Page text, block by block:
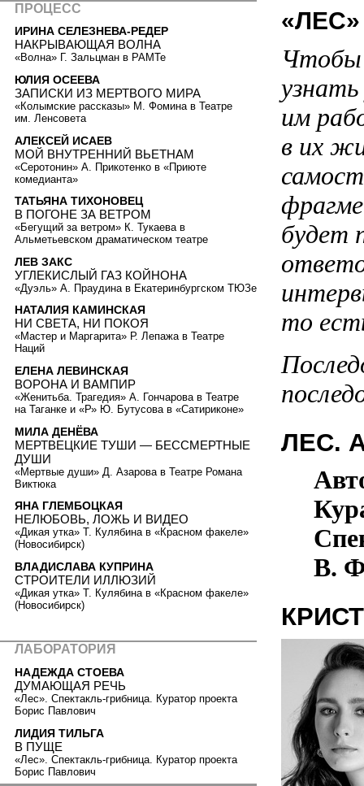
Чтобы
им
в их
будет
то
ЛЕС.
В.
ПРОЦЕСС
ИРИНА СЕЛЕЗНЕВА-РЕДЕР
НАКРЫВАЮЩАЯ ВОЛНА
«Волна» Г. Зальцман в РАМТе
ЮЛИЯ ОСЕЕВА
ЗАПИСКИ ИЗ МЕРТВОГО МИРА
«Колымские рассказы» М. Фомина в Театре
им. Ленсовета
АЛЕКСЕЙ ИСАЕВ
МОЙ ВНУТРЕННИЙ ВЬЕТНАМ
«Серотонин» А. Прикотенко в «Приюте
комедианта»
ТАТЬЯНА ТИХОНОВЕЦ
В ПОГОНЕ ЗА ВЕТРОМ
«Бегущий за ветром» К. Тукаева в
Альметьевском драматическом театре
ЛЕВ ЗАКС
УГЛЕКИСЛЫЙ ГАЗ КОЙНОНА
«Дуэль» А. Праудина в Екатеринбургском ТЮЗе
НАТАЛИЯ КАМИНСКАЯ
НИ СВЕТА, НИ ПОКОЯ
«Мастер и Маргарита» Р. Лепажа в Театре
Наций
ЕЛЕНА ЛЕВИНСКАЯ
ВОРОНА И ВАМПИР
«Женитьба. Трагедия» А. Гончарова в Театре
на Таганке и «Р» Ю. Бутусова в «Сатириконе»
МИЛА ДЕНЁВА
МЕРТВЕЦКИЕ ТУШИ — БЕССМЕРТНЫЕ
ДУШИ
«Мертвые души» Д. Азарова в Театре Романа
Виктюка
ЯНА ГЛЕМБОЦКАЯ
НЕЛЮБОВЬ, ЛОЖЬ И ВИДЕО
«Дикая утка» Т. Кулябина в «Красном факеле»
(Новосибирск)
ВЛАДИСЛАВА КУПРИНА
СТРОИТЕЛИ ИЛЛЮЗИЙ
«Дикая утка» Т. Кулябина в «Красном факеле»
(Новосибирск)
ЛАБОРАТОРИЯ
НАДЕЖДА СТОЕВА
ДУМАЮЩАЯ РЕЧЬ
«Лес». Спектакль-грибница. Куратор проекта
Борис Павлович
ЛИДИЯ ТИЛЬГА
В ПУЩЕ
«Лес». Спектакль-грибница. Куратор проекта
Борис Павлович